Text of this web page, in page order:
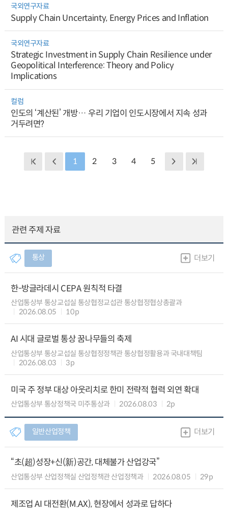
국외연구자료
Supply Chain Uncertainty, Energy Prices and Inflation
국외연구자료
Strategic Investment in Supply Chain Resilience under
Geopolitical Interference: Theory and Policy
Implications
컬럼
인도의 ‘계산된’ 개방… 우리 기업이 인도시장에서 지속 성과
거두려면?
1 2 3 4 5
관련 주제 자료
통상 더보기
한-방글라데시 CEPA 원칙적 타결
산업통상부 통상교섭실 통상협정교섭관 통상협정협상총괄과
2026.08.05
10p
AI 시대 글로벌 통상 꿈나무들의 축제
산업통상부 통상교섭실 통상협정정책관 통상협정활용과 국내대책팀
2026.08.03
3p
미국 주 정부 대상 아웃리치로 한미 전략적 협력 외연 확대
산업통상부 통상정책국 미주통상과 2026.08.03 2p
일반산업정책 더보기
“초(超)성장+신(新)공간, 대체불가 산업강국”
산업통상부 산업정책실 산업정책관 산업정책과 2026.08.05 29p
제조업 AI 대전환(M.AX), 현장에서 성과로 답하다